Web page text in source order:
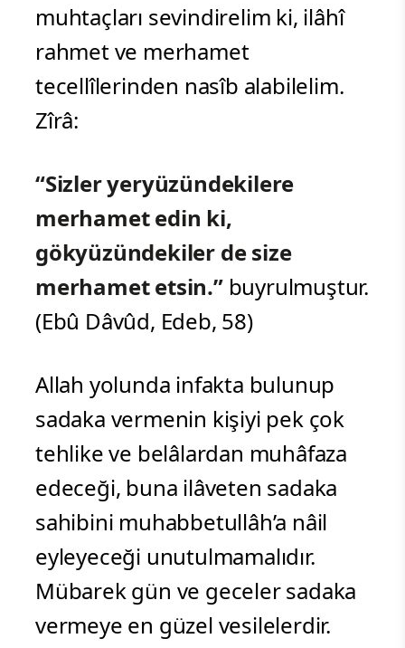
muhtaçları sevindirelim ki, ilâhî
rahmet ve merhamet
tecellîlerinden nasîb alabilelim.
Zîrâ:
“Sizler yeryüzündekilere
merhamet edin ki,
gökyüzündekiler de size
merhamet etsin.”buyrulmuştur.
(Ebû Dâvûd, Edeb, 58)
Allah yolunda infakta bulunup
sadaka vermenin kişiyi pek çok
tehlike ve belâlardan muhâfaza
edeceği, buna ilâveten sadaka
sahibini muhabbetullâh’a nâil
eyleyeceği unutulmamalıdır.
Mübarek gün ve geceler sadaka
vermeye en güzel vesilelerdir.